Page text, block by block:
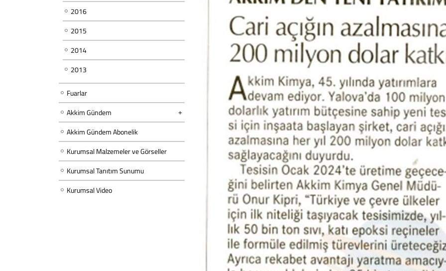
2016
2015
2014
2013
Fuarlar
Akkim Gündem
Akkim Gündem Abonelik
Kurumsal Malzemeler ve Görseller
Kurumsal Tanıtım Sunumu
Kurumsal Video